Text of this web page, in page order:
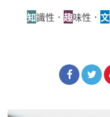
知識性． 趣味性． 文